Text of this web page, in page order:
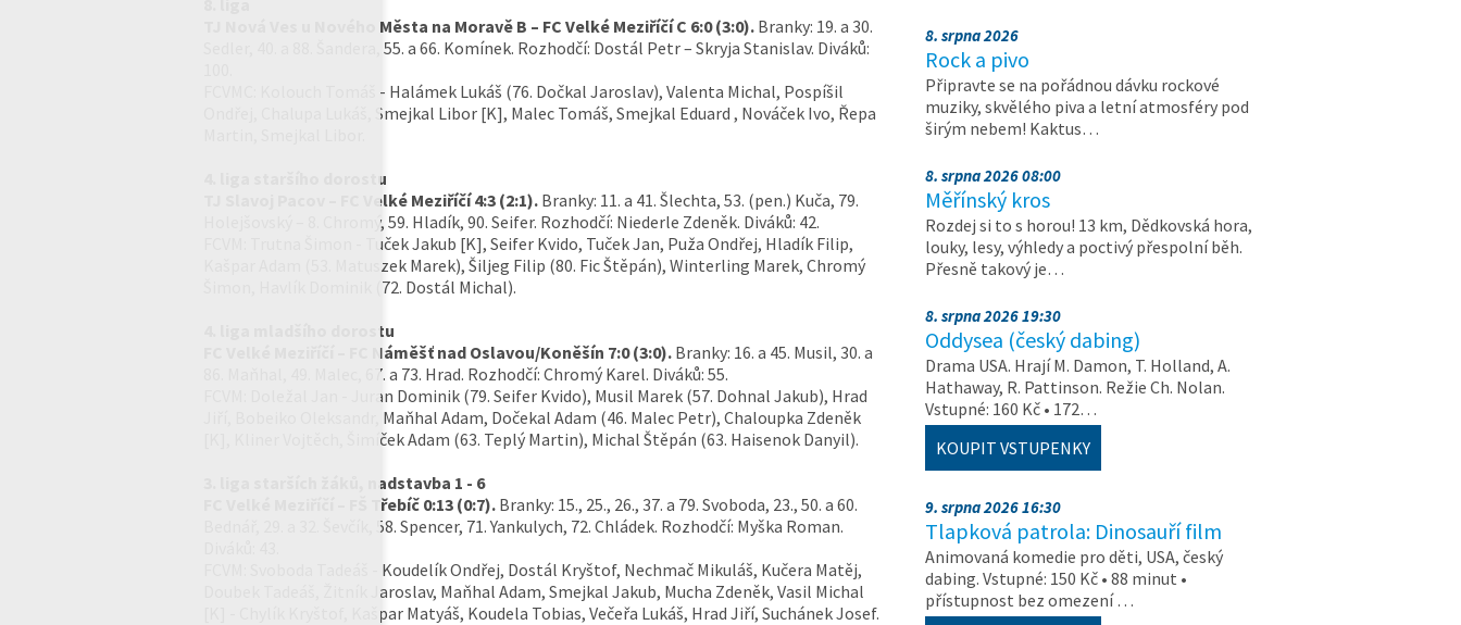
TJ Nová Ves u Nového Města na Moravě B – FC Velké Meziříčí C 6:0 (3:0). Branky: 19. a 30.
Sedler, 40. a 88. Šandera, 55. a 66. Komínek. Rozhodčí: Dostál Petr – Skryja Stanislav. Diváků:
FCVMC: Kolouch Tomáš - Halámek Lukáš (76. Dočkal Jaroslav), Valenta Michal, Pospíšil
Ondřej, Chalupa Lukáš, Smejkal Libor [K], Malec Tomáš, Smejkal Eduard , Nováček Ivo, Řepa
4. liga staršího dorostu
TJ Slavoj Pacov – FC Velké Meziříčí 4:3 (2:1). Branky: 11. a 41. Šlechta, 53. (pen.) Kuča, 79.
Holejšovský – 8. Chromý, 59. Hladík, 90. Seifer. Rozhodčí: Niederle Zdeněk. Diváků: 42.
FCVM: Trutna Šimon - Tuček Jakub [K], Seifer Kvido, Tuček Jan, Puža Ondřej, Hladík Filip,
Kašpar Adam (53. Matuszek Marek), Šiljeg Filip (80. Fic Štěpán), Winterling Marek, Chromý
Šimon, Havlík Dominik (72. Dostál Michal).
4. liga mladšího dorostu
FC Velké Meziříčí – FC Náměšť nad Oslavou/Koněšín 7:0 (3:0). Branky: 16. a 45. Musil, 30. a
86. Maňhal, 49. Malec, 67. a 73. Hrad. Rozhodčí: Chromý Karel. Diváků: 55.
FCVM: Doležal Jan - Juran Dominik (79. Seifer Kvido), Musil Marek (57. Dohnal Jakub), Hrad
Jiří, Bobeiko Oleksandr, Maňhal Adam, Dočekal Adam (46. Malec Petr), Chaloupka Zdeněk
[K], Kliner Vojtěch, Šimíček Adam (63. Teplý Martin), Michal Štěpán (63. Haisenok Danyil).
3. liga starších žáků, nadstavba 1 - 6
FC Velké Meziříčí – FŠ Třebíč 0:13 (0:7). Branky: 15., 25., 26., 37. a 79. Svoboda, 23., 50. a 60.
Bednář, 29. a 32. Ševčík, 58. Spencer, 71. Yankulych, 72. Chládek. Rozhodčí: Myška Roman.
FCVM: Svoboda Tadeáš - Koudelík Ondřej, Dostál Kryštof, Nechmač Mikuláš, Kučera Matěj,
Doubek Tadeáš, Žitník Jaroslav, Maňhal Adam, Smejkal Jakub, Mucha Zdeněk, Vasil Michal
[K] - Chylík Kryštof, Kašpar Matyáš, Koudela Tobias, Večeřa Lukáš, Hrad Jiří, Suchánek Josef.
8. srpna 2026
Rock a pivo
Připravte se na pořádnou dávku rockové
muziky, skvělého piva a letní atmosféry pod
širým nebem! Kaktus…
8. srpna 2026 08:00
Měřínský kros
Rozdej si to s horou! 13 km, Dědkovská hora,
louky, lesy, výhledy a poctivý přespolní běh.
Přesně takový je…
8. srpna 2026 19:30
Oddysea (český dabing)
Drama USA. Hrají M. Damon, T. Holland, A.
Hathaway, R. Pattinson. Režie Ch. Nolan.
Vstupné: 160 Kč • 172…
KOUPIT VSTUPENKY
9. srpna 2026 16:30
Tlapková patrola: Dinosauří film
Animovaná komedie pro děti, USA, český
dabing. Vstupné: 150 Kč • 88 minut •
přístupnost bez omezení …